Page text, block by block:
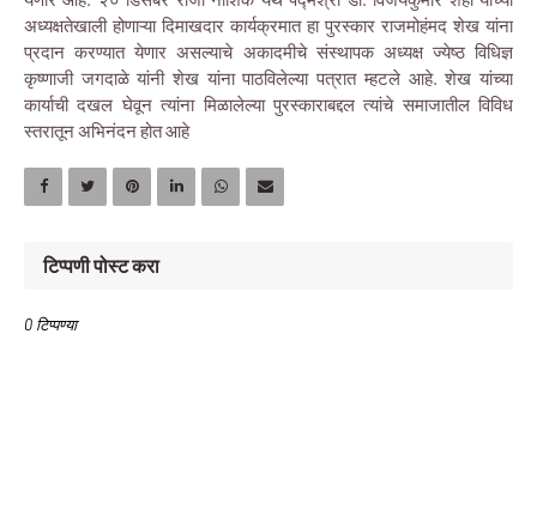
अध्यक्षतेखाली होणाऱ्या दिमाखदार कार्यक्रमात हा पुरस्कार राजमोहंमद शेख यांना
प्रदान करण्यात येणार असल्याचे अकादमीचे संस्थापक अध्यक्ष ज्येष्ठ विधिज्ञ
कृष्णाजी जगदाळे यांनी शेख यांना पाठविलेल्या पत्रात म्हटले आहे. शेख यांच्या
कार्याची दखल घेवून त्यांना मिळालेल्या पुरस्काराबद्दल त्यांचे समाजातील विविध
स्तरातून अभिनंदन होत आहे
टिप्पणी पोस्ट करा
0 टिप्पण्या